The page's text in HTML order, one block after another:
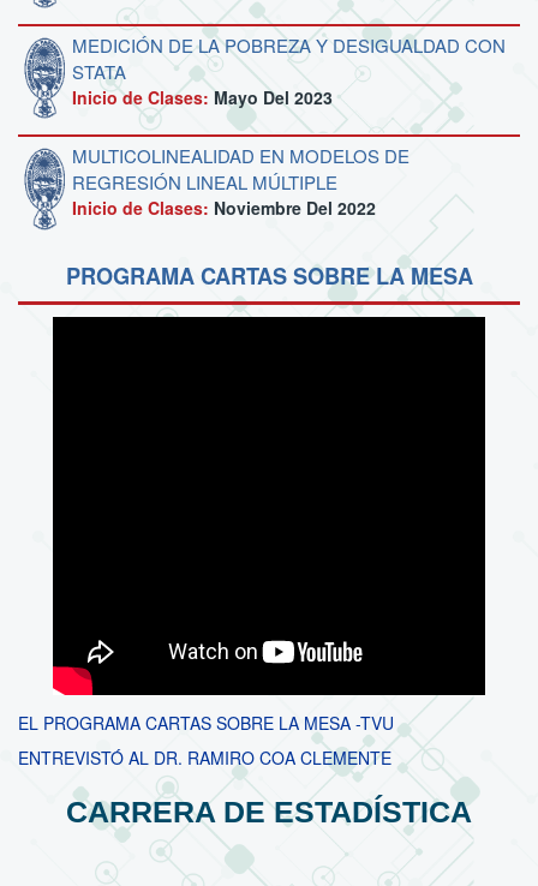
MEDICIÓN DE LA POBREZA Y DESIGUALDAD CON
STATA
Inicio de Clases:Mayo Del 2023
MULTICOLINEALIDAD EN MODELOS DE
REGRESIÓN LINEAL MÚLTIPLE
Inicio de Clases: Noviembre Del 2022
PROGRAMA CARTAS SOBRE LA MESA
EL PROGRAMA CARTAS SOBRE LA MESA -TVU
ENTREVISTÓ AL DR. RAMIRO COA CLEMENTE
CARRERA DE ESTADÍSTICA